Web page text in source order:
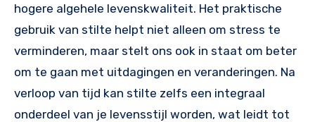
hogere algehele levenskwaliteit. Het praktische
gebruik van stilte helpt niet alleen om stress te
verminderen, maar stelt ons ook in staat om beter
om te gaan met uitdagingen en veranderingen. Na
verloop van tijd kan stilte zelfs een integraal
onderdeel van je levensstijl worden, wat leidt tot